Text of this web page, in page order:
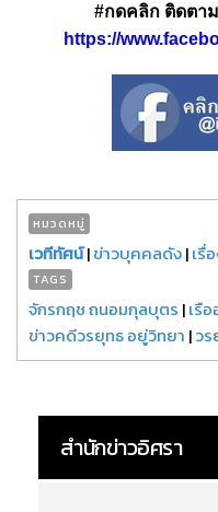
#กดคลิก ติดตา
https://
หมวดหมู่
เวทีทัศน์|ข่าวบุคคลดัง|เรื่
TAGS
จักรกฤช ถนอมกุลบุตร |เรื
ข่าวคดีวรยุทธ อยู่วิทยา |ว
สำนักข่าวอิศรา